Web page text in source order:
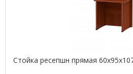
Стойка ресепшн прямая